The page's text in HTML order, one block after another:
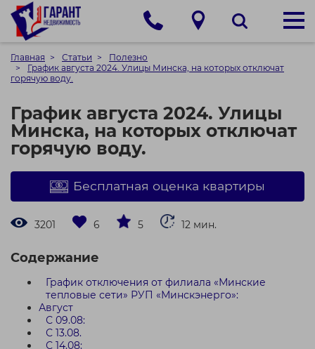
Главная Статьи
Полезно
График августа 2024. Улицы Минска, на которых отключат
горячую воду.
График августа 2024. Улицы
Минска, на которых отключат
горячую воду.
Бесплатная оценка квартиры
3201 6 5 12 мин.
Содержание
График отключения от филиала «Минские
тепловые сети» РУП «Минскэнерго»:
Август
С 09.08:
С 13.08.
С 14.08: